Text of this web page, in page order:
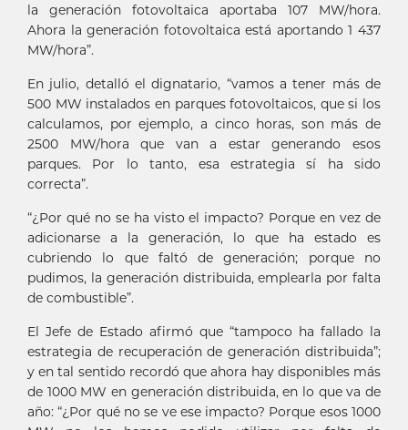
la generación fotovoltaica aportaba 107 MW/hora.
Ahora la generación fotovoltaica está aportando 1 437
MW/hora”.
En julio, detalló el dignatario, “vamos a tener más de
500 MW instalados en parques fotovoltaicos, que si los
calculamos, por ejemplo, a cinco horas, son más de
2500 MW/hora que van a estar generando esos
parques. Por lo tanto, esa estrategia sí ha sido
correcta”.
“¿Por qué no se ha visto el impacto? Porque en vez de
adicionarse a la generación, lo que ha estado es
cubriendo lo que faltó de generación; porque no
pudimos, la generación distribuida, emplearla por falta
de combustible”.
El Jefe de Estado afirmó que “tampoco ha fallado la
estrategia de recuperación de generación distribuida”;
y en tal sentido recordó que ahora hay disponibles más
de 1000 MW en generación distribuida, en lo que va de
año: “¿Por qué no se ve ese impacto? Porque esos 1000